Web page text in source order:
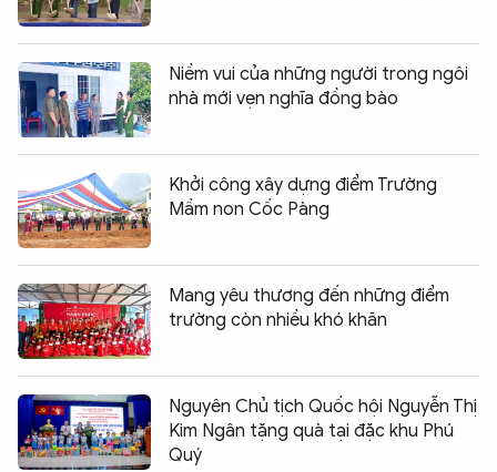
Niềm vui của những người trong ngôi
nhà mới vẹn nghĩa đồng bào
Khởi công xây dựng điểm Trường
Mầm non Cốc Pàng
Mang yêu thương đến những điểm
trường còn nhiều khó khăn
Nguyên Chủ tịch Quốc hội Nguyễn Thị
Kim Ngân tặng quà tại đặc khu Phú
Quý